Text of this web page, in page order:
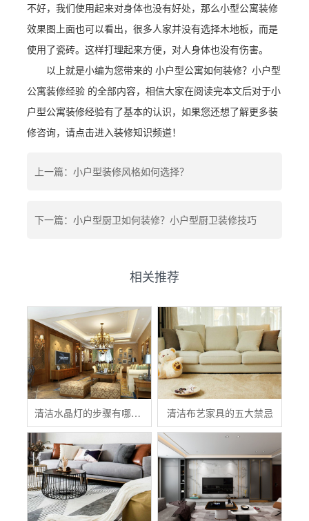
不好，我们使用起来对身体也没有好处，那么小型公寓装修
效果图上面也可以看出，很多人家并没有选择木地板，而是
使用了瓷砖。这样打理起来方便，对人身体也没有伤害。
以上就是小编为您带来的 小户型公寓如何装修？小户型
公寓装修经验 的全部内容，相信大家在阅读完本文后对于小
户型公寓装修经验有了基本的认识，如果您还想了解更多装
修咨询，请点击进入装修知识频道！
上一篇：小户型装修风格如何选择？
下一篇：小户型厨卫如何装修？小户型厨卫装修技巧
相关推荐
清洁水晶灯的步骤有哪些？ 清洁布艺家具的五大禁忌